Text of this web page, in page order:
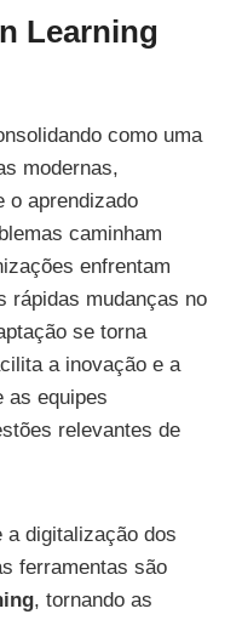
Learning
como uma
modernas,
o aprendizado
caminham
enfrentam
rápidas mudanças no
se torna
a inovação e a
as equipes
relevantes de
a digitalização dos
ferramentas são
, tornando as